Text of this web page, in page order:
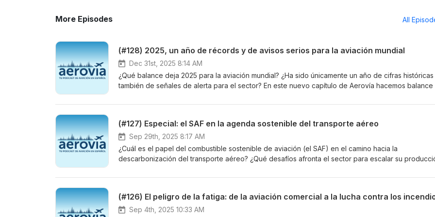
More Episodes All
(#128) 2025, un año de récords y de avisos serios para la aviación mundial
Dec 31st, 2025 8:14 AM
¿Qué balance deja 2025 para la aviación mundial? ¿Ha sido únicamente un año de cifras históricas
también de señales de alerta para el sector? En este nuevo capítulo de Aerovía hacemos balance
reflexión. Lo analizamos con Pablo Díaz, director editorial de Aviacionline, y con Eduardo Gavilán,
más relevante de los últimos doce meses. En la segunda parte del capítulo, ponemos el foco en el
futuro del sector y en la formación de los próximos profesionales de la aviación. Conocemos
Campus, la iniciativa que une a dos escuelas canarias para crear sinergias en la formación
en las islas. Hablamos con Nazaret González, gerente de Brok-air Aviation Academy, y con Mario
te pierdas el capítulo 128 de Aerovía: '2025, un año de récords y de avisos serios para la aviación
(#127) Especial: el SAF en la agenda sostenible del transporte aéreo
Sep 29th, 2025 8:17 AM
¿Cuál es el papel del combustible sostenible de aviación (el SAF) en el camino hacia la
descarbonización del transporte aéreo? ¿Qué desafíos afronta el sector para escalar su
grabado con público la semana pasada en el Espacio Bertelsmann de Madrid, abordamos una de
Cristina Ballester, directora comercial en Commercial and Clean Energies de Moeve, acerca del
como herramienta clave para una aviación más sostenible. A continuación, analizamos los avances
(#126) El peligro de la fatiga: de la aviación comercial a la lucha contra los
Sep 4th, 2025 10:33 AM